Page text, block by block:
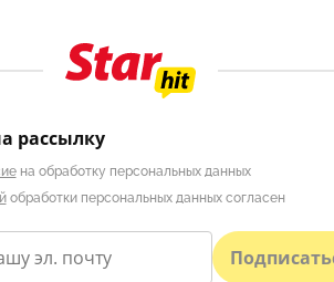
рассылку
на обработку персональных данных
обработки персональных данных согласен